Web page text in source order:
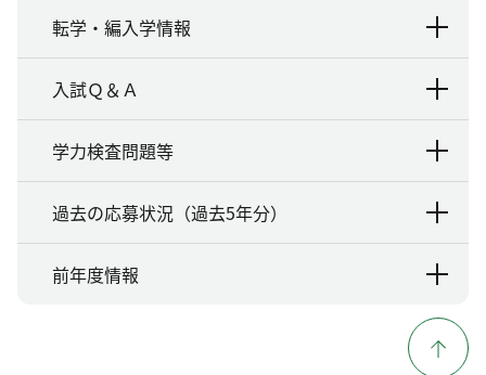
転学・編入学情報
入試Ｑ＆Ａ
学力検査問題等
過去の応募状況（過去5年分）
前年度情報